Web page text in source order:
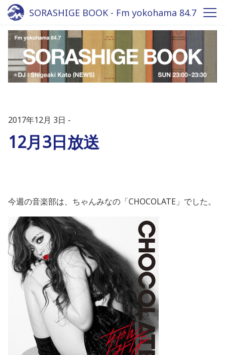
SORASHIGE BOOK - Fm yokohama 84.7
2017年12月 3日
12月3日放送
今週の音楽部は、ちゃんみなの「CHOCOLATE」でした。